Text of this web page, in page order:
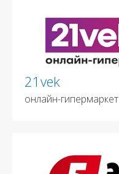
21vek
онлайн-гипермаркет